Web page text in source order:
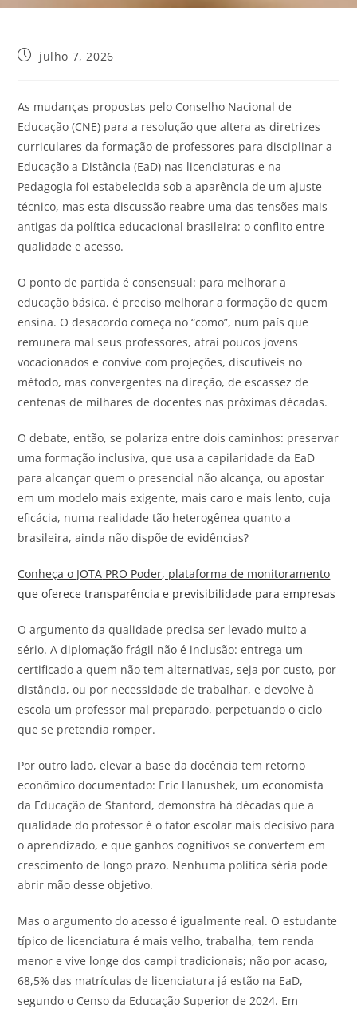
julho 7, 2026
As mudanças propostas pelo Conselho Nacional de
Educação (CNE) para a resolução que altera as diretrizes
curriculares da formação de professores para disciplinar a
Educação a Distância (EaD) nas licenciaturas e na
Pedagogia foi estabelecida sob a aparência de um ajuste
técnico, mas esta discussão reabre uma das tensões mais
antigas da política educacional brasileira: o conflito entre
qualidade e acesso.
O ponto de partida é consensual: para melhorar a
educação básica, é preciso melhorar a formação de quem
ensina. O desacordo começa no “como”, num país que
remunera mal seus professores, atrai poucos jovens
vocacionados e convive com projeções, discutíveis no
método, mas convergentes na direção, de escassez de
centenas de milhares de docentes nas próximas décadas.
O debate, então, se polariza entre dois caminhos: preservar
uma formação inclusiva, que usa a capilaridade da EaD
para alcançar quem o presencial não alcança, ou apostar
em um modelo mais exigente, mais caro e mais lento, cuja
eficácia, numa realidade tão heterogênea quanto a
brasileira, ainda não dispõe de evidências?
Conheça o JOTA PRO Poder, plataforma de monitoramento
que oferece transparência e previsibilidade para empresas
O argumento da qualidade precisa ser levado muito a
sério. A diplomação frágil não é inclusão: entrega um
certificado a quem não tem alternativas, seja por custo, por
distância, ou por necessidade de trabalhar, e devolve à
escola um professor mal preparado, perpetuando o ciclo
que se pretendia romper.
Por outro lado, elevar a base da docência tem retorno
econômico documentado: Eric Hanushek, um economista
da Educação de Stanford, demonstra há décadas que a
qualidade do professor é o fator escolar mais decisivo para
o aprendizado, e que ganhos cognitivos se convertem em
crescimento de longo prazo. Nenhuma política séria pode
abrir mão desse objetivo.
Mas o argumento do acesso é igualmente real. O estudante
típico de licenciatura é mais velho, trabalha, tem renda
menor e vive longe dos campi tradicionais; não por acaso,
68,5% das matrículas de licenciatura já estão na EaD,
segundo o Censo da Educação Superior de 2024. Em